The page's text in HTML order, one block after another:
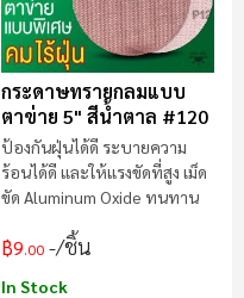
กระดาษทรายกลมแบบ
ตาข่าย 5" สีน้ำตาล #120
ป้องกันฝุ่นได้ดี ระบายความ
ร้อนได้ดี และให้แรงขัดที่สูง เม็ด
ขัด Aluminum Oxide ทนทาน
฿9.00 /ชิ้น
In Stock